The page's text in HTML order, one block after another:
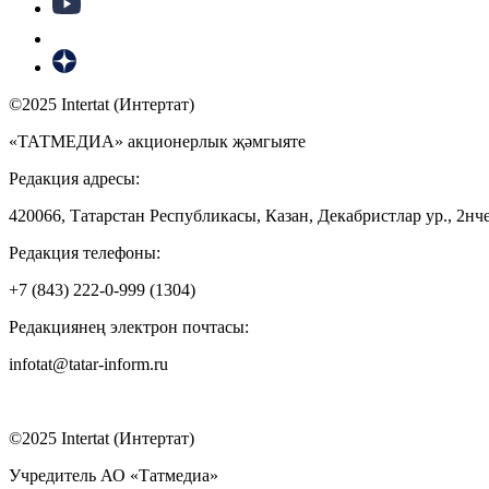
©2025 Intertat (Интертат)
«ТАТМЕДИА» акционерлык җәмгыяте
Редакция адресы:
420066, Татарстан Республикасы, Казан, Декабристлар ур.,
Редакция телефоны:
+7 (843) 222-0-999 (1304)
Редакциянең электрон почтасы:
infotat@tatar-inform.ru
©2025 Intertat (Интертат)
Учредитель АО «Татмедиа»